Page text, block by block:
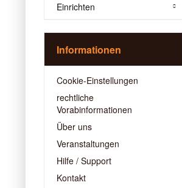
Einrichten
Informationen
Cookie-Einstellungen
rechtliche
Vorabinformationen
Über uns
Veranstaltungen
Hilfe / Support
Kontakt